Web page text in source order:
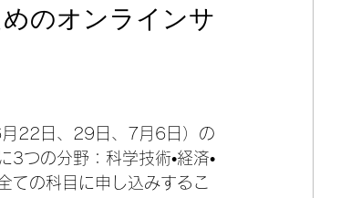
のオンラインサ
月22日、29日、7月6日）の
3つの分野：科学技術•経済•
ての科目に申し込みするこ